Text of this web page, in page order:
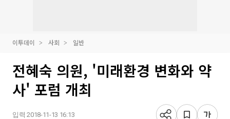
이투데이 사회 일반
전혜숙 의원, '미래환경 변화와 약
사' 포럼 개최
입력 2018-11-13 16:13